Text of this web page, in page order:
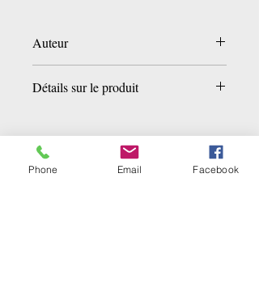
Auteur
Détails sur le produit
Editeur :J'ai lu (3 septembre 2007)
Collection : J'ai lu Roman
Langue : Français
Phone Email Facebook